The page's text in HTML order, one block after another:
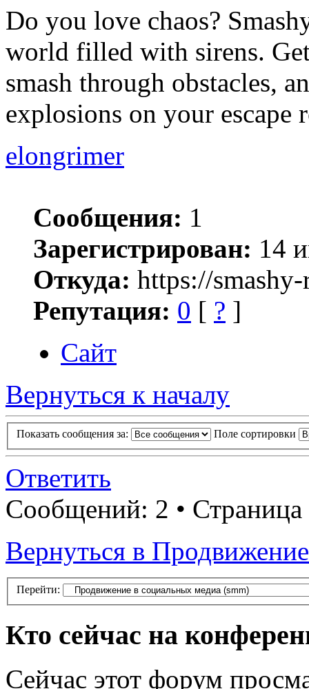
Do you love chaos?
world filled with sirens.
smash through obstacles,
explosions on your escape
elongrimer
Сообщения: 1
Зарегистрирован: 14
Откуда: https://
Репутация: 0 [ ? ]
Сайт
Вернуться к началу
Показать сообщения за: Поле сортировки
Ответить
Сообщений: 2 • Страница
Вернуться в
Перейти:
Кто сейчас на
Сейчас этот форум